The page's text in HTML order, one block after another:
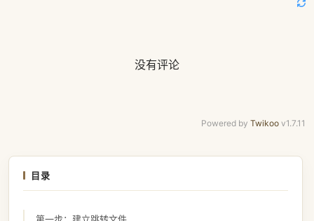
没有评论
Powered by Twikoo v1.7.11
目录